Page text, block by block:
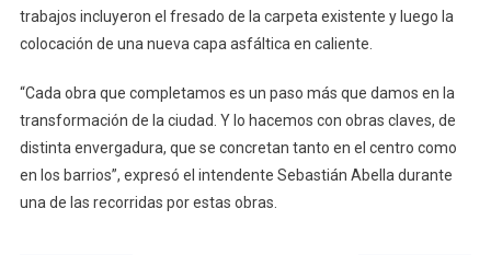
trabajos incluyeron el fresado de la carpeta existente y luego la
colocación de una nueva capa asfáltica en caliente.
“Cada obra que completamos es un paso más que damos en la
transformación de la ciudad. Y lo hacemos con obras claves, de
distinta envergadura, que se concretan tanto en el centro como
en los barrios”, expresó el intendente Sebastián Abella durante
una de las recorridas por estas obras.